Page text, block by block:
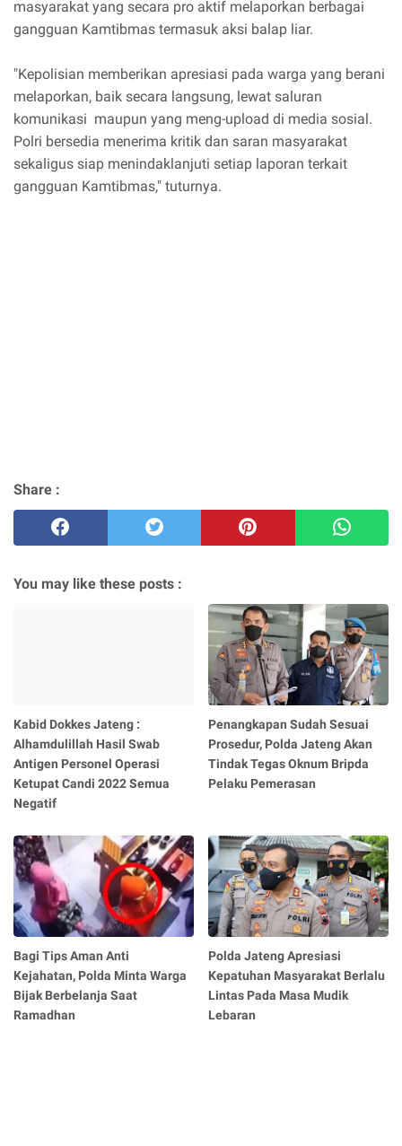
masyarakat yang secara pro aktif melaporkan berbagai
gangguan Kamtibmas termasuk aksi balap liar.
"Kepolisian memberikan apresiasi pada warga yang berani
melaporkan, baik secara langsung, lewat saluran
komunikasi maupun yang meng-upload di media sosial.
Polri bersedia menerima kritik dan saran masyarakat
sekaligus siap menindaklanjuti setiap laporan terkait
gangguan Kamtibmas," tuturnya.
Share :
You may like these posts :
Kabid Dokkes Jateng :
Alhamdulillah Hasil Swab
Antigen Personel Operasi
Ketupat Candi 2022 Semua
Negatif
Penangkapan Sudah Sesuai
Prosedur, Polda Jateng Akan
Tindak Tegas Oknum Bripda
Pelaku Pemerasan
Bagi Tips Aman Anti
Kejahatan, Polda Minta Warga
Bijak Berbelanja Saat
Ramadhan
Polda Jateng Apresiasi
Kepatuhan Masyarakat Berlalu
Lintas Pada Masa Mudik
Lebaran